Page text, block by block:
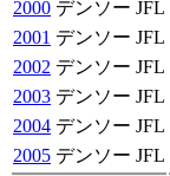
2000 デンソー JFL
2001 デンソー JFL
2002 デンソー JFL
2003 デンソー JFL
2004 デンソー JFL
2005 デンソー JFL